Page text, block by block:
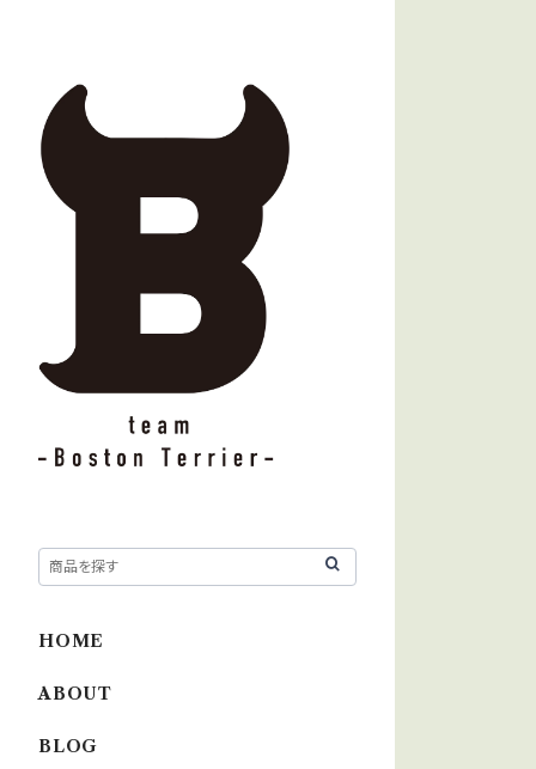
HOME
ABOUT
BLOG